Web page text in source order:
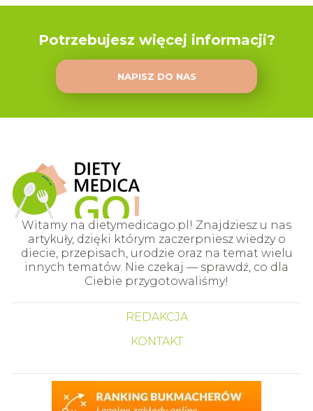
Potrzebujesz więcej informacji?
NAPISZ DO NAS
Witamy na dietymedicago.pl! Znajdziesz u nas
artykuły, dzięki którym zaczerpniesz wiedzy o
diecie, przepisach, urodzie oraz na temat wielu
innych tematów. Nie czekaj — sprawdź, co dla
Ciebie przygotowaliśmy!
REDAKCJA
KONTAKT